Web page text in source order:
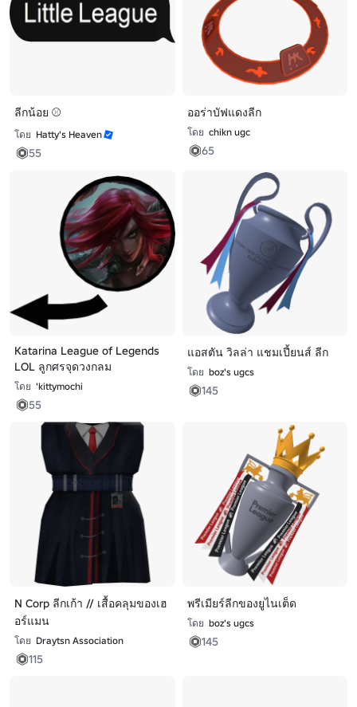
ลีกน้อย ⚾
โดย Hatty's Heaven
55
ออร่าบัฟแดงลีก
โดย chikn ugc
65
Katarina League of Legends
LOL ลูกศรจุดวงกลม
โดย 'kittymochi
55
แอสตัน วิลล่า แชมเปี้ยนส์ ลีก
โดย boz's ugcs
145
N Corp ลีกเก้า // เสื้อคลุมของเฮ
อร์แมน
โดย Draytsn Association
115
พรีเมียร์ลีกของยูไนเต็ด
โดย boz's ugcs
145